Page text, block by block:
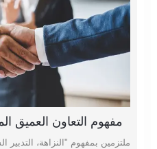
مفهوم التعاون العميق
ملتزمين بمفهوم "النزاهة، التدبير